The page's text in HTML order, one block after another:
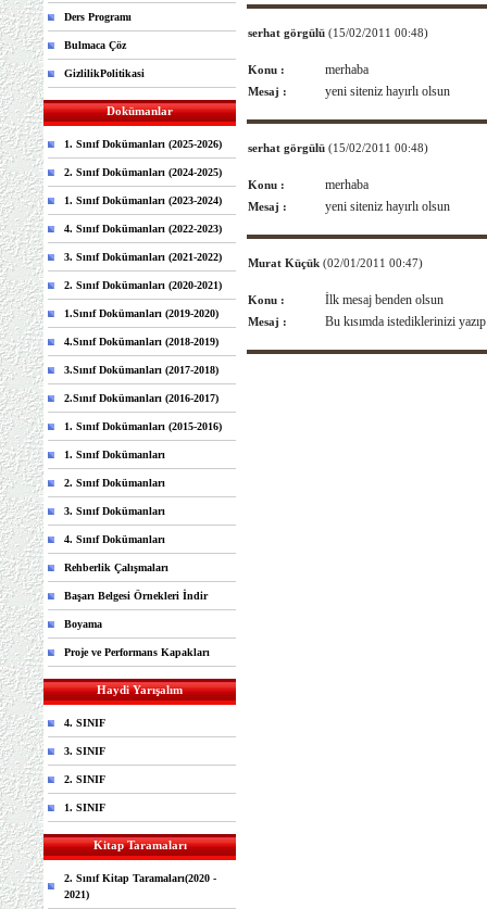
Ders Programı
Bulmaca Çöz
GizlilikPolitikasi
Dokümanlar
1. Sınıf Dokümanları (2025-2026)
2. Sınıf Dokümanları (2024-2025)
1. Sınıf Dokümanları (2023-2024)
4. Sınıf Dokümanları (2022-2023)
3. Sınıf Dokümanları (2021-2022)
2. Sınıf Dokümanları (2020-2021)
1.Sınıf Dokümanları (2019-2020)
4.Sınıf Dokümanları (2018-2019)
3.Sınıf Dokümanları (2017-2018)
2.Sınıf Dokümanları (2016-2017)
1. Sınıf Dokümanları (2015-2016)
1. Sınıf Dokümanları
2. Sınıf Dokümanları
3. Sınıf Dokümanları
4. Sınıf Dokümanları
Rehberlik Çalışmaları
Başarı Belgesi Örnekleri İndir
Boyama
Proje ve Performans Kapakları
Haydi Yarışalım
4. SINIF
3. SINIF
2. SINIF
1. SINIF
Kitap Taramaları
2. Sınıf Kitap Taramaları(2020 -
2021)
serhat görgülü (15/02/2011 00:48)
Konu : merhaba
Mesaj : yeni siteniz hayırlı olsun
serhat görgülü (15/02/2011 00:48)
Konu : merhaba
Mesaj : yeni siteniz hayırlı olsun
Murat Küçük (02/01/2011 00:47)
Konu : İlk mesaj benden olsun
Mesaj : Bu kısımda istediklerinizi